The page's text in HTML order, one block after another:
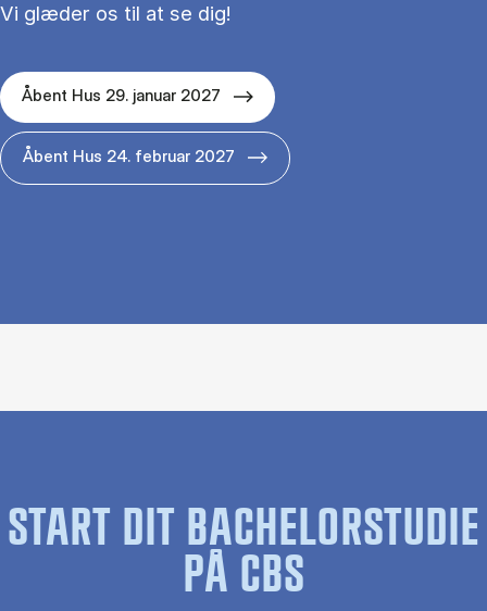
Vi glæder os til at se dig!
Åbent Hus 29. januar 2027
Åbent Hus 24. februar 2027
START DIT BACHELORSTUDIE
PÅ CBS